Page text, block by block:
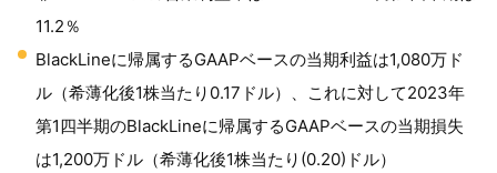
11.2％
BlackLineに帰属するGAAPベースの当期利益は1,080万ド
ル（希薄化後1株当たり0.17ドル）、これに対して2023年
第1四半期のBlackLineに帰属するGAAPベースの当期損失
は1,200万ドル（希薄化後1株当たり(0.20)ドル）